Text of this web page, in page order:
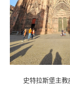
史特拉斯堡主